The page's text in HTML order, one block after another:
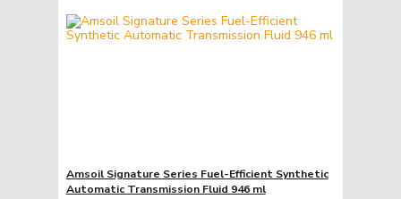
Amsoil Signature Series Fuel-Efficient Synthetic
Automatic Transmission Fluid 946 ml